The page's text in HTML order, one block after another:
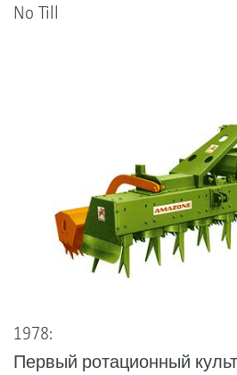
No Till
1978:
Первый ротационный